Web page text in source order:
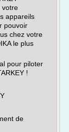
votre
appareils
pouvoir
chez votre
le plus
pour piloter
!
de